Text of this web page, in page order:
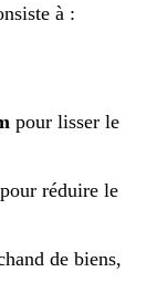
à :
pour lisser le
pour réduire le
de biens,